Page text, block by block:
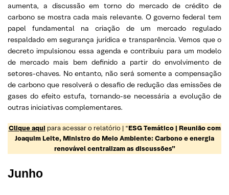
aumenta, a discussão em torno do mercado de crédito de
carbono se mostra cada mais relevante. O governo federal tem
papel fundamental na criação de um mercado regulado
respaldado em segurança jurídica e transparência. Vemos que o
decreto impulsionou essa agenda e contribuiu para um modelo
de mercado mais bem definido a partir do envolvimento de
setores-chaves. No entanto, não será somente a compensação
de carbono que resolverá o desafio de redução das emissões de
gases do efeito estufa, tornando-se necessária a evolução de
outras iniciativas complementares.
Clique aqui para acessar o relatório | “ESG Temático | Reunião com
Joaquim Leite, Ministro do Meio Ambiente: Carbono e energia
renovável centralizam as discussões”
Junho